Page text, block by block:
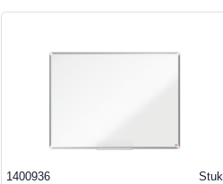
Stuk
1400936